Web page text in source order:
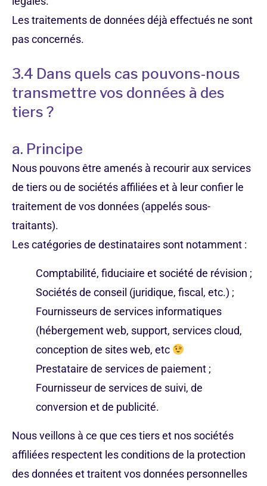
Les traitements de données déjà effectués ne sont
pas concernés.
3.4 Dans quels cas pouvons-nous
transmettre vos données à des
tiers ?
a. Principe
Nous pouvons être amenés à recourir aux services
de tiers ou de sociétés affiliées et à leur confier le
traitement de vos données (appelés sous-
traitants).
Les catégories de destinataires sont notamment :
Comptabilité, fiduciaire et société de révision ;
Sociétés de conseil (juridique, fiscal, etc.) ;
Fournisseurs de services informatiques
(hébergement web, support, services cloud,
conception de sites web, etc
Prestataire de services de paiement ;
Fournisseur de services de suivi, de
conversion et de publicité.
Nous veillons à ce que ces tiers et nos sociétés
affiliées respectent les conditions de la protection
des données et traitent vos données personnelles